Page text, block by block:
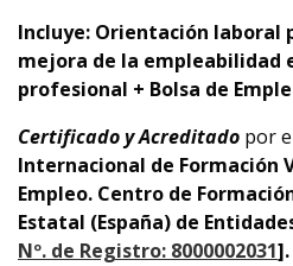
Incluye: Orientación laboral
mejora de la empleabilidad
profesional + Bolsa de
Certificado y Acreditado por
Internacional de Formación
Empleo. Centro de
Estatal (España) de
Nº. de Registro: 8000002031].